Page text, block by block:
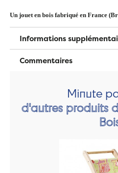
Un jouet en bois fabriqué en France
Informations
Commentaires
Minute
d'autres produits